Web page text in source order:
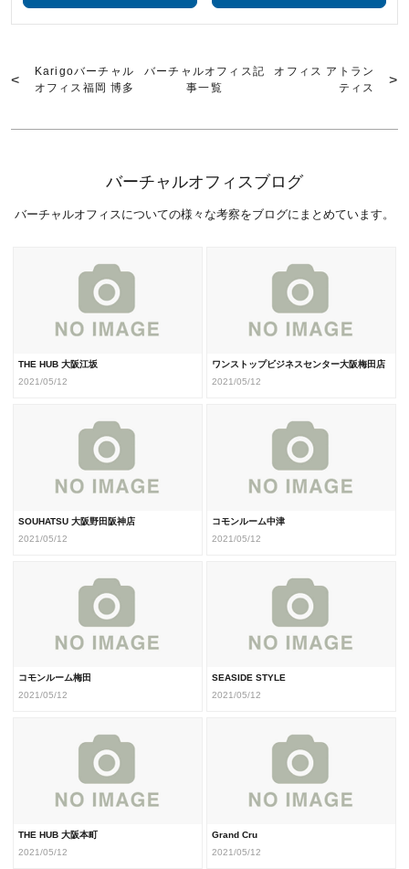
Karigoバーチャル
オフィス福岡 博多
バーチャルオフィス記
事一覧
オフィス アトラン
ティス
バーチャルオフィスブログ
バーチャルオフィスについての様々な考察をブログにまとめています。
THE HUB 大阪江坂
2021/05/12
ワンストップビジネスセンター大阪梅田店
2021/05/12
SOUHATSU 大阪野田阪神店
2021/05/12
コモンルーム中津
2021/05/12
コモンルーム梅田
2021/05/12
SEASIDE STYLE
2021/05/12
THE HUB 大阪本町
2021/05/12
Grand Cru
2021/05/12